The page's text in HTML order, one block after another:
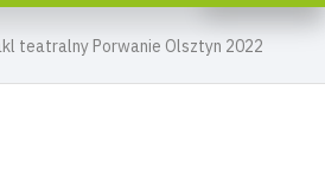
teatralny Porwanie Olsztyn 2022